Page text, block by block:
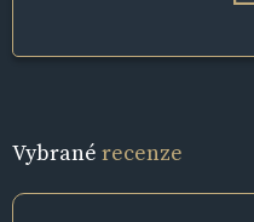
Vybrané recenze